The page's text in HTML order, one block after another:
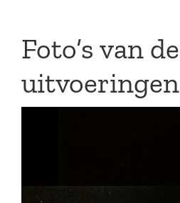
Foto’s van de
uitvoeringen